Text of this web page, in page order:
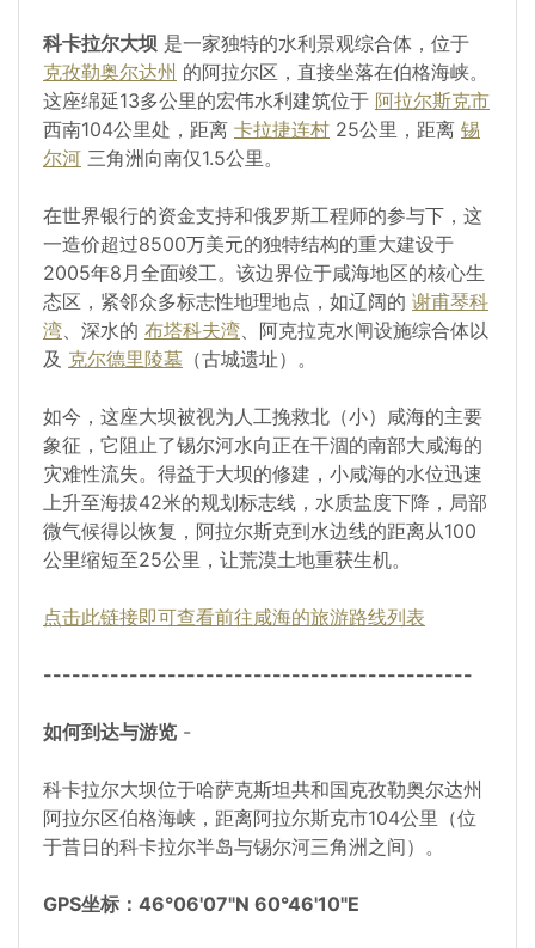
科卡拉尔大坝 是一家独特的水利景观综合体，位于
克孜勒奥尔达州 的阿拉尔区，直接坐落在伯格海峡。
这座绵延13多公里的宏伟水利建筑位于 阿拉尔斯克市
西南104公里处，距离 卡拉捷连村 25公里，距离 锡
尔河 三角洲向南仅1.5公里。
在世界银行的资金支持和俄罗斯工程师的参与下，这
一造价超过8500万美元的独特结构的重大建设于
2005年8月全面竣工。该边界位于咸海地区的核心生
态区，紧邻众多标志性地理地点，如辽阔的 谢甫琴科
湾、深水的 布塔科夫湾、阿克拉克水闸设施综合体以
及 克尔德里陵墓 （古城遗址）。
如今，这座大坝被视为人工挽救北（小）咸海的主要
象征，它阻止了锡尔河水向正在干涸的南部大咸海的
灾难性流失。得益于大坝的修建，小咸海的水位迅速
上升至海拔42米的规划标志线，水质盐度下降，局部
微气候得以恢复，阿拉尔斯克到水边线的距离从100
公里缩短至25公里，让荒漠土地重获生机。
点击此链接即可查看前往咸海的旅游路线列表
---------------------------------------------
如何到达与游览 -
科卡拉尔大坝位于哈萨克斯坦共和国克孜勒奥尔达州
阿拉尔区伯格海峡，距离阿拉尔斯克市104公里（位
于昔日的科卡拉尔半岛与锡尔河三角洲之间）。
GPS坐标：46°06'07"N 60°46'10"E